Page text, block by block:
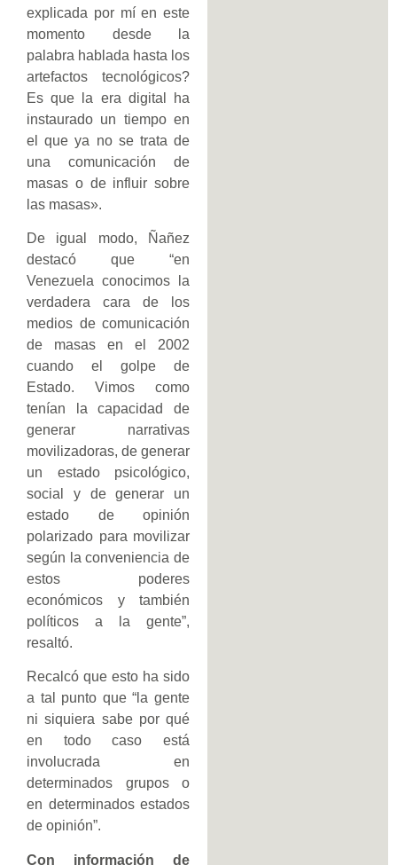
explicada por mí en este
momento desde la
palabra hablada hasta los
artefactos tecnológicos?
Es que la era digital ha
instaurado un tiempo en
el que ya no se trata de
una comunicación de
masas o de influir sobre
las masas».
De igual modo, Ñañez
destacó que “en
Venezuela conocimos la
verdadera cara de los
medios de comunicación
de masas en el 2002
cuando el golpe de
Estado. Vimos como
tenían la capacidad de
generar narrativas
movilizadoras, de generar
un estado psicológico,
social y de generar un
estado de opinión
polarizado para movilizar
según la conveniencia de
estos poderes
económicos y también
políticos a la gente”,
resaltó.
Recalcó que esto ha sido
a tal punto que “la gente
ni siquiera sabe por qué
en todo caso está
involucrada en
determinados grupos o
en determinados estados
de opinión”.
Con información de